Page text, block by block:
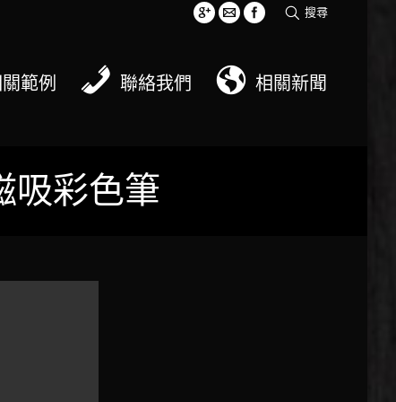
搜尋
範例 聯絡我們 相關新聞
吸彩色筆